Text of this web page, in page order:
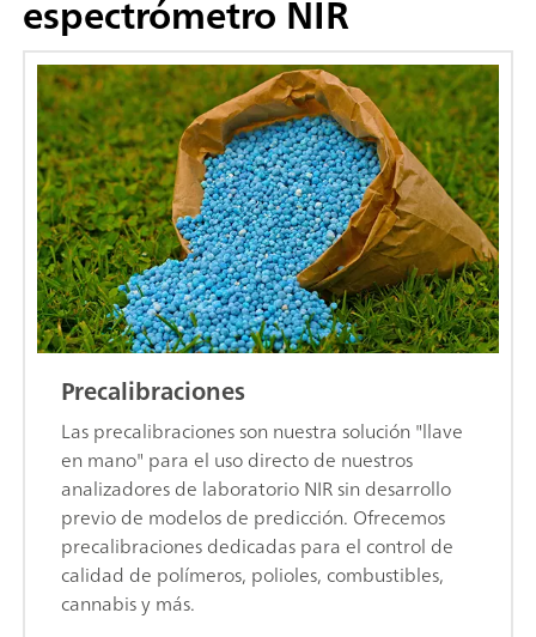
espectrómetro NIR
Precalibraciones
Las precalibraciones son nuestra solución "llave
en mano" para el uso directo de nuestros
analizadores de laboratorio NIR sin desarrollo
previo de modelos de predicción. Ofrecemos
precalibraciones dedicadas para el control de
calidad de polímeros, polioles, combustibles,
cannabis y más.